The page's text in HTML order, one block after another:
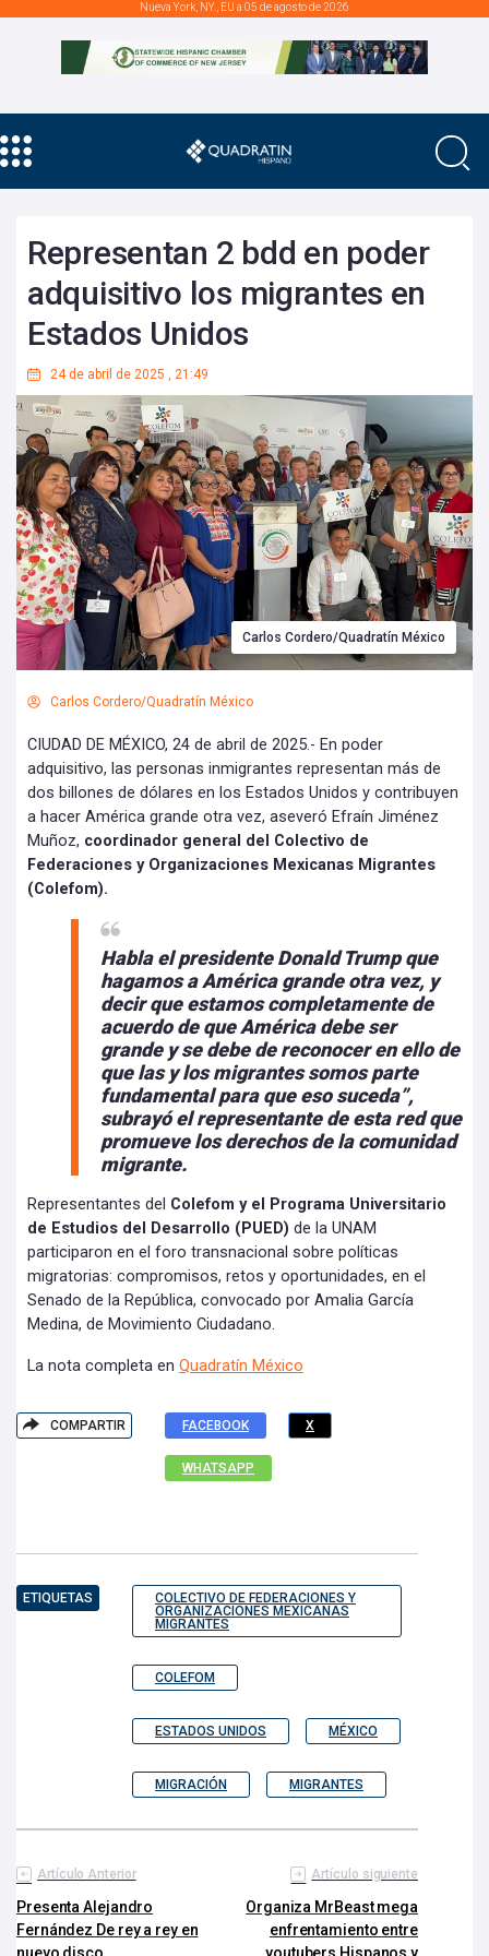
Nueva York, NY., EU a 05 de agosto de 2026
Representan 2 bdd en poder
adquisitivo los migrantes en
Estados Unidos
24 de abril de 2025 , 21:49
Carlos Cordero/Quadratín México
Carlos Cordero/Quadratín México
CIUDAD DE MÉXICO, 24 de abril de 2025.- En poder
adquisitivo, las personas inmigrantes representan más de
dos billones de dólares en los Estados Unidos y contribuyen
a hacer América grande otra vez, aseveró Efraín Jiménez
Muñoz, coordinador general del Colectivo de
Federaciones y Organizaciones Mexicanas Migrantes
(Colefom).
Habla el presidente Donald Trump que
hagamos a América grande otra vez, y
decir que estamos completamente de
acuerdo de que América debe ser
grande y se debe de reconocer en ello de
que las y los migrantes somos parte
fundamental para que eso suceda”,
subrayó el representante de esta red que
promueve los derechos de la comunidad
migrante.
Representantes del Colefom y el Programa Universitario
de Estudios del Desarrollo (PUED) de la UNAM
participaron en el foro transnacional sobre políticas
migratorias: compromisos, retos y oportunidades, en el
Senado de la República, convocado por Amalia García
Medina, de Movimiento Ciudadano.
La nota completa en Quadratín México
COMPARTIR FACEBOOK X
WHATSAPP
ETIQUETAS
COLECTIVO DE FEDERACIONES Y
ORGANIZACIONES MEXICANAS
MIGRANTES
COLEFOM
ESTADOS UNIDOS MÉXICO
MIGRACIÓN MIGRANTES
Artículo Anterior
Presenta Alejandro
Fernández De rey a rey en
Artículo siguiente
Organiza MrBeast mega
enfrentamiento entre